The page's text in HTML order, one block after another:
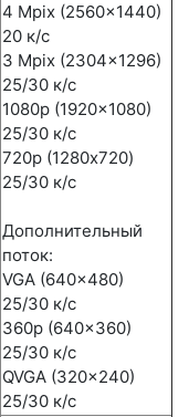
4 Mpix (2560x1440)
20 к/с
3 Mpix (2304x1296)
25/30 к/с
1080p (1920x1080)
25/30 к/с
720p (1280х720)
25/30 к/с
Дополнительный
поток:
VGA (640x480)
25/30 к/c
360p (640x360)
25/30 к/с
QVGA (320x240)
25/30 к/с